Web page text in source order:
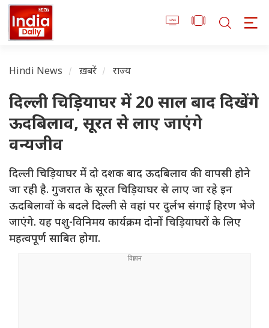
Hindi News ख़बरें राज्य
दिल्ली चिड़ियाघर में 20 साल बाद दिखेंगे
ऊदबिलाव, सूरत से लाए जाएंगे
वन्यजीव
दिल्ली चिड़ियाघर में दो दशक बाद ऊदबिलाव की वापसी होने
जा रही है. गुजरात के सूरत चिड़ियाघर से लाए जा रहे इन
ऊदबिलावों के बदले दिल्ली से वहां पर दुर्लभ संगाई हिरण भेजे
जाएंगे. यह पशु-विनिमय कार्यक्रम दोनों चिड़ियाघरों के लिए
महत्वपूर्ण साबित होगा.